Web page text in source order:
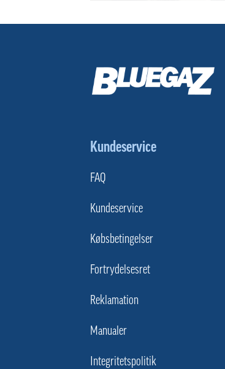
Kundeservice
FAQ
Kundeservice
Købsbetingelser
Fortrydelsesret
Reklamation
Manualer
Integritetspolitik